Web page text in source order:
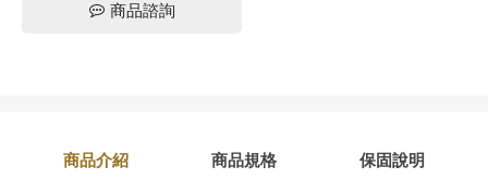
商品諮詢
商品介紹 商品規格 保固說明